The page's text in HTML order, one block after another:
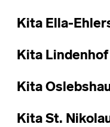
Kita Ella-
Kita Lindenhof
Kita
Kita St.